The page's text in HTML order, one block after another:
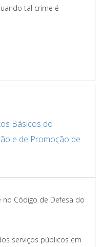
tal crime é
Básicos do
e de Promoção de
no Código de Defesa do
serviços públicos em